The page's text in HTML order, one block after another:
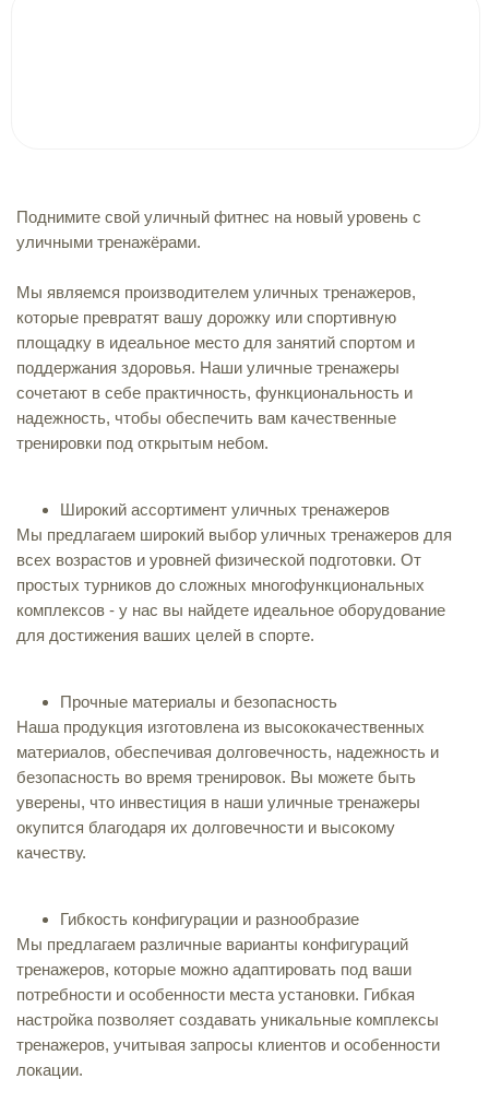
Поднимите свой уличный фитнес на новый уровень с
уличными тренажёрами.
Мы являемся производителем уличных тренажеров,
которые превратят вашу дорожку или спортивную
площадку в идеальное место для занятий спортом и
поддержания здоровья. Наши уличные тренажеры
сочетают в себе практичность, функциональность и
надежность, чтобы обеспечить вам качественные
тренировки под открытым небом.
Широкий ассортимент уличных тренажеров
Мы предлагаем широкий выбор уличных тренажеров для
всех возрастов и уровней физической подготовки. От
простых турников до сложных многофункциональных
комплексов - у нас вы найдете идеальное оборудование
для достижения ваших целей в спорте.
Прочные материалы и безопасность
Наша продукция изготовлена из высококачественных
материалов, обеспечивая долговечность, надежность и
безопасность во время тренировок. Вы можете быть
уверены, что инвестиция в наши уличные тренажеры
окупится благодаря их долговечности и высокому
качеству.
Гибкость конфигурации и разнообразие
Мы предлагаем различные варианты конфигураций
тренажеров, которые можно адаптировать под ваши
потребности и особенности места установки. Гибкая
настройка позволяет создавать уникальные комплексы
тренажеров, учитывая запросы клиентов и особенности
локации.